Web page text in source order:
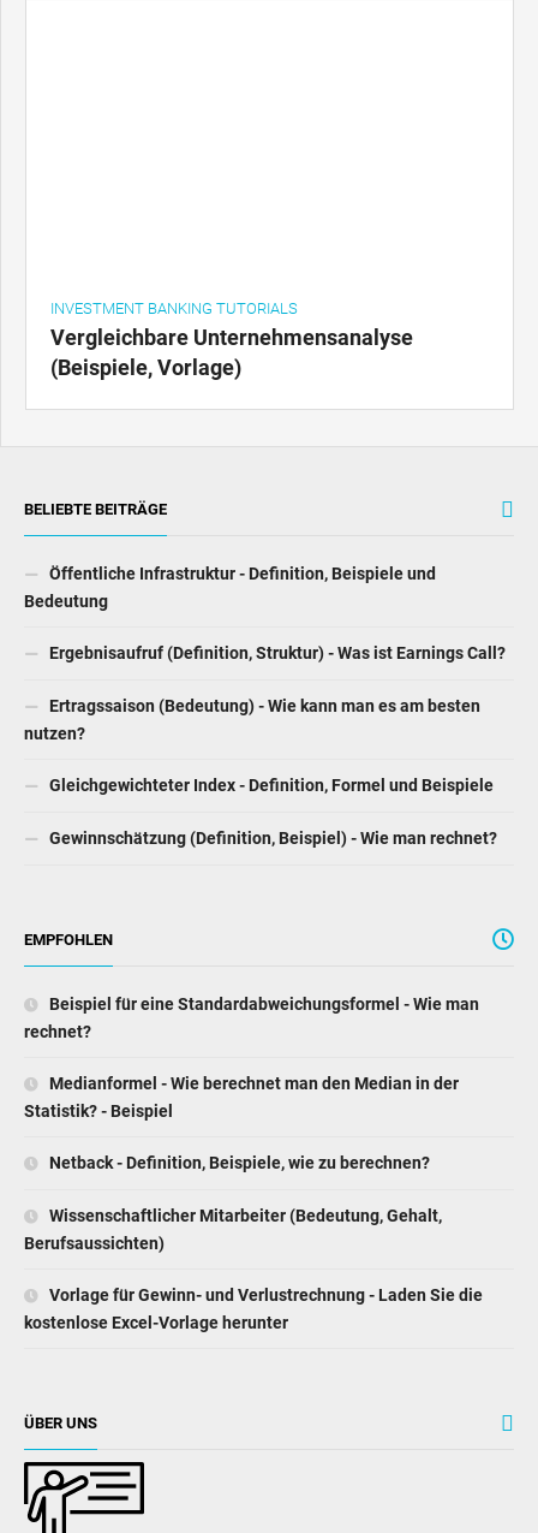
INVESTMENT BANKING TUTORIALS
Vergleichbare Unternehmensanalyse
(Beispiele, Vorlage)
BELIEBTE BEITRÄGE
Öffentliche Infrastruktur - Definition, Beispiele und
Bedeutung
Ergebnisaufruf (Definition, Struktur) - Was ist Earnings Call?
Ertragssaison (Bedeutung) - Wie kann man es am besten
nutzen?
Gleichgewichteter Index - Definition, Formel und Beispiele
Gewinnschätzung (Definition, Beispiel) - Wie man rechnet?
EMPFOHLEN
Beispiel für eine Standardabweichungsformel - Wie man
rechnet?
Medianformel - Wie berechnet man den Median in der
Statistik? - Beispiel
Netback - Definition, Beispiele, wie zu berechnen?
Wissenschaftlicher Mitarbeiter (Bedeutung, Gehalt,
Berufsaussichten)
Vorlage für Gewinn- und Verlustrechnung - Laden Sie die
kostenlose Excel-Vorlage herunter
ÜBER UNS